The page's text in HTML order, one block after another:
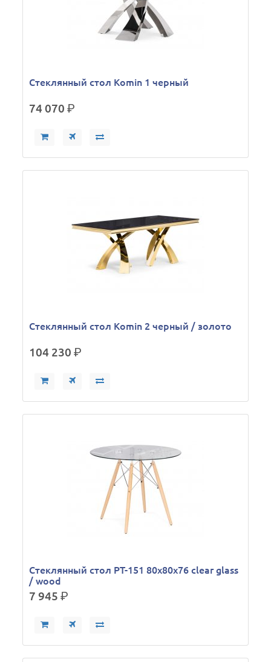
Стеклянный стол Komin 1 черный
74 070р.
Стеклянный стол Komin 2 черный / золото
104 230р.
Стеклянный стол PT-151 80х80х76 clear glass
/ wood
7 945р.